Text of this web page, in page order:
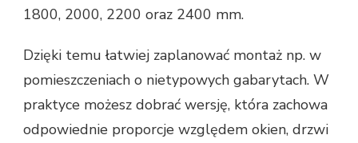
1800, 2000, 2200 oraz 2400 mm.
Dzięki temu łatwiej zaplanować montaż np. w
pomieszczeniach o nietypowych gabarytach. W
praktyce możesz dobrać wersję, która zachowa
odpowiednie proporcje względem okien, drzwi